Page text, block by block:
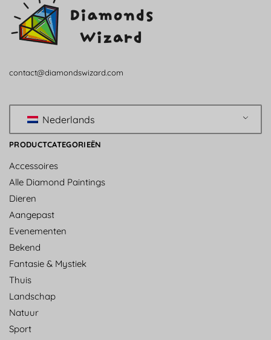
contact@diamondswizard.com
Nederlands
PRODUCTCATEGORIEËN
Accessoires
Alle Diamond Paintings
Dieren
Aangepast
Evenementen
Bekend
Fantasie & Mystiek
Thuis
Landschap
Natuur
Sport